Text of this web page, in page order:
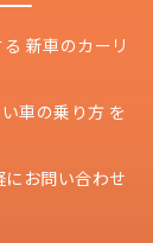
新車のカーリ
車の乗り方 を
にお問い合わせ